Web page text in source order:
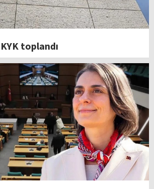
toplandı